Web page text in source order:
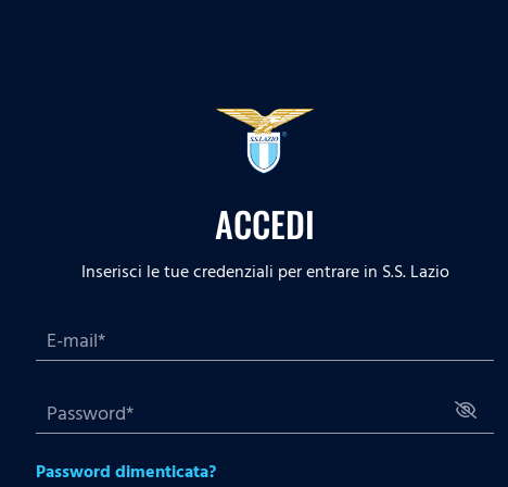
ACCEDI
Inserisci le tue credenziali per entrare in S.S. Lazio
Password dimenticata?